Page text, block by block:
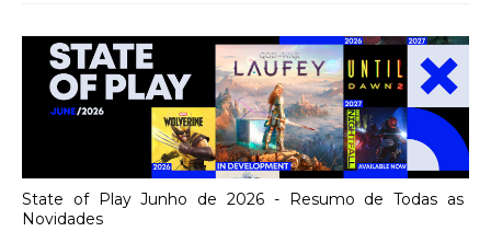
State of Play Junho de 2026 - Resumo de Todas as
Novidades